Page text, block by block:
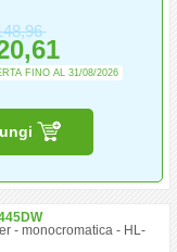
FINO AL 31/08/2026
- monocromatica - HL-